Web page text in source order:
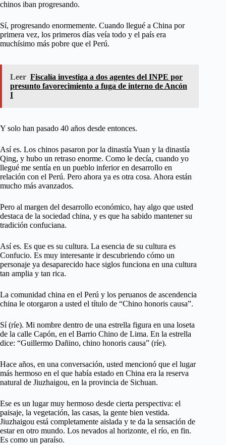
chinos iban progresando.
Sí, progresando enormemente. Cuando llegué a China por
primera vez, los primeros días veía todo y el país era
muchísimo más pobre que el Perú.
Leer Fiscalía investiga a dos agentes del INPE por
presunto favorecimiento a fuga de interno de Ancón
I
Y solo han pasado 40 años desde entonces.
Así es. Los chinos pasaron por la dinastía Yuan y la dinastía
Qing, y hubo un retraso enorme. Como le decía, cuando yo
llegué me sentía en un pueblo inferior en desarrollo en
relación con el Perú. Pero ahora ya es otra cosa. Ahora están
mucho más avanzados.
Pero al margen del desarrollo económico, hay algo que usted
destaca de la sociedad china, y es que ha sabido mantener su
tradición confuciana.
Así es. Es que es su cultura. La esencia de su cultura es
Confucio. Es muy interesante ir descubriendo cómo un
personaje ya desaparecido hace siglos funciona en una cultura
tan amplia y tan rica.
La comunidad china en el Perú y los peruanos de ascendencia
china le otorgaron a usted el título de “Chino honoris causa”.
Sí (ríe). Mi nombre dentro de una estrella figura en una loseta
de la calle Capón, en el Barrio Chino de Lima. En la estrella
dice: “Guillermo Dañino, chino honoris causa” (ríe).
Hace años, en una conversación, usted mencionó que el lugar
más hermoso en el que había estado en China era la reserva
natural de Jiuzhaigou, en la provincia de Sichuan.
Ese es un lugar muy hermoso desde cierta perspectiva: el
paisaje, la vegetación, las casas, la gente bien vestida.
Jiuzhaigou está completamente aislada y te da la sensación de
estar en otro mundo. Los nevados al horizonte, el río, en fin.
Es como un paraíso.